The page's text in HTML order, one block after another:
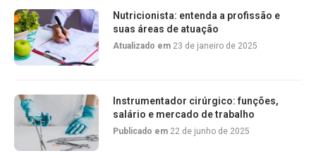
Nutricionista: entenda a profissão e
suas áreas de atuação
Atualizado em 23 de janeiro de 2025
Instrumentador cirúrgico: funções,
salário e mercado de trabalho
Publicado em 22 de junho de 2025